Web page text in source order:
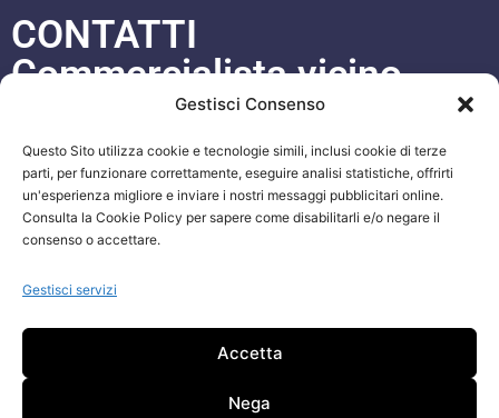
Gestisci Consenso
Questo Sito utilizza cookie e tecnologie simili, inclusi cookie di terze
parti, per funzionare correttamente, eseguire analisi statistiche, offrirti
un'esperienza migliore e inviare i nostri messaggi pubblicitari online.
Consulta la Cookie Policy per sapere come disabilitarli e/o negare il
consenso o accettare.
Gestisci servizi
Accetta
Nega
CONTATTI
Commercialista vicino
Cell. 333 93 97 542
WhatsApp +393339397542
Blog
ORARI APERTURA UFFICI
Lun-Ven 09:00 – 19:00
Siamo sempre attivi e online sui nostri social.
Attenzione: Si riceve solo su appuntamento.